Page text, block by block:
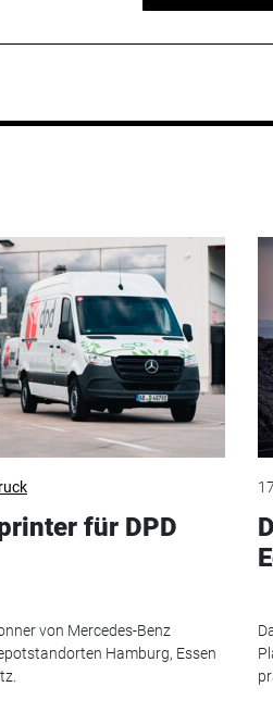
für DPD
von Mercedes-Benz
Hamburg, Essen